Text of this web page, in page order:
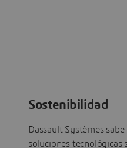
Sostenibilidad
Dassault Systèmes
soluciones tecnológicas